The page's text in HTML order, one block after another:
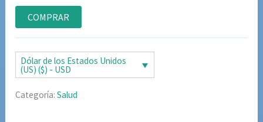
Valorado
con4.83de
5 en base
a
6
de clientes
COMPRAR
Dólar de los Estados Unidos
(US) ($) - USD
Categoría:Salud